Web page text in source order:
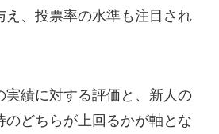
え、投票率の水準も注目され
実績に対する評価と、新人の
のどちらが上回るかが軸とな